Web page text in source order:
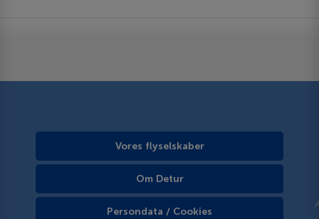
Vores flyselskaber
Om Detur
Persondata / Cookies